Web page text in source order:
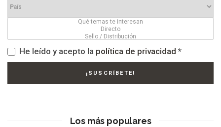
He leído y acepto la política de privacidad *
Los más populares